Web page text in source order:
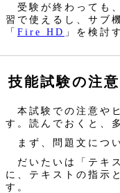
受験が終わっても
習で使えるし、サブ
「 Fire HD 」を検討
技能試験の注
本試験での注意や
す。読んでおくと、
まず、問題文につ
だいたいは「テキ
に、テキストの指示
す。